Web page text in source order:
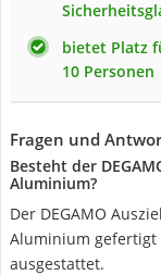
bietet Platz
10 Personen
Fragen und
Besteht der
Aluminium?
Der DEGAMO
Aluminium gefertigt
ausgestattet.